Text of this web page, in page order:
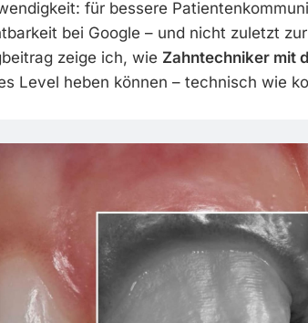
für bessere
bei Google – und nicht zuletzt
zeige ich, wie Zahntechniker mit
Level heben können – technisch wie